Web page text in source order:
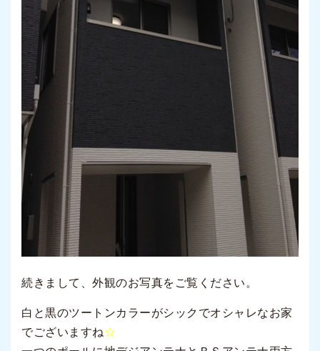
続きまして、外観のお写真をご覧ください。
白と黒のツートンカラーがシックでオシャレなお家
でございますね☆